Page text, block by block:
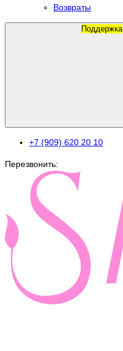
Возвраты
Поддержка
+7 (909) 620 20 10
Перезвонить: